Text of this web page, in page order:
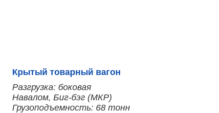
Крытый товарный вагон
Разгрузка: боковая
Навалом, Биг-бэг (МКР)
Грузоподъемность: 68 тонн